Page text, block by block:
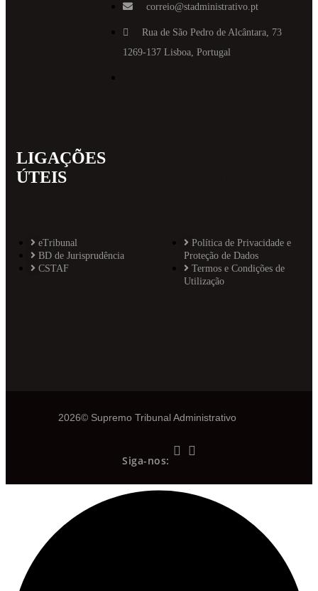
correio@stadministrativo.pt
Rua de São Pedro de Alcântara, 73
1269-137 Lisboa, Portugal
LIGAÇÕES
ÚTEIS
eTribunal
BD de Jurisprudência
CSTAF
Política de Privacidade e
Proteção de Dados
Termos e Condições de
Utilização
2026© Supremo Tribunal Administrativo
Siga-nos: